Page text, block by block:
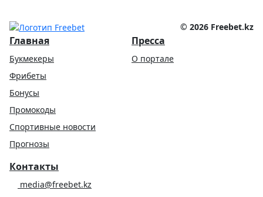
© 2026 Freebet.kz
Главная
Букмекеры
Фрибеты
Бонусы
Промокоды
Спортивные новости
Прогнозы
Пресса
О портале
Контакты
media@freebet.kz